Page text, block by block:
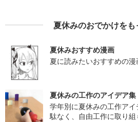
夏休みのおでかけを
夏休みおすすめ漫画
夏に読みたいおすすめの漫
夏休みの工作のアイデア集
学年別に夏休みの工作ア
駄なく、自由工作に取り組